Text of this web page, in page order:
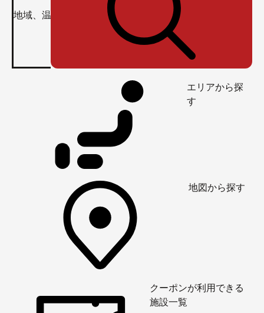
エリアから探
す
地図から探す
クーポンが利用できる
施設一覧